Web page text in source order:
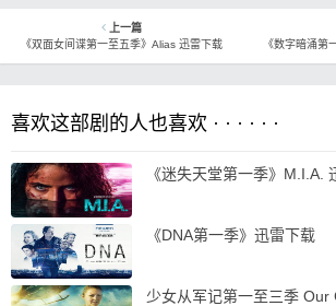
上一篇
《双面女间谍第一至五季》Alias 迅雷下载
《数字暗涌第
喜欢这部剧的人也喜欢 · · · · · ·
《迷失天堂第一季》M.I.A.
《DNA第一季》迅雷下载
少女从军记第一至三季 Our